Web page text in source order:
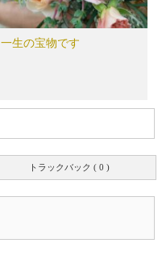
一生の宝物です
トラックバック ( 0 )